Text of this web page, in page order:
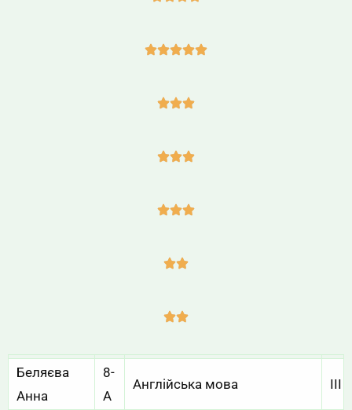
Беляєва
Анна
8-
А
Англійська мова ІІІ